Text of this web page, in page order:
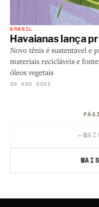
BRASIL
Havaianas lança
Novo tênis é sustentável e
materiais recicláveis e
óleos vegetais
20 AGO 2021
←